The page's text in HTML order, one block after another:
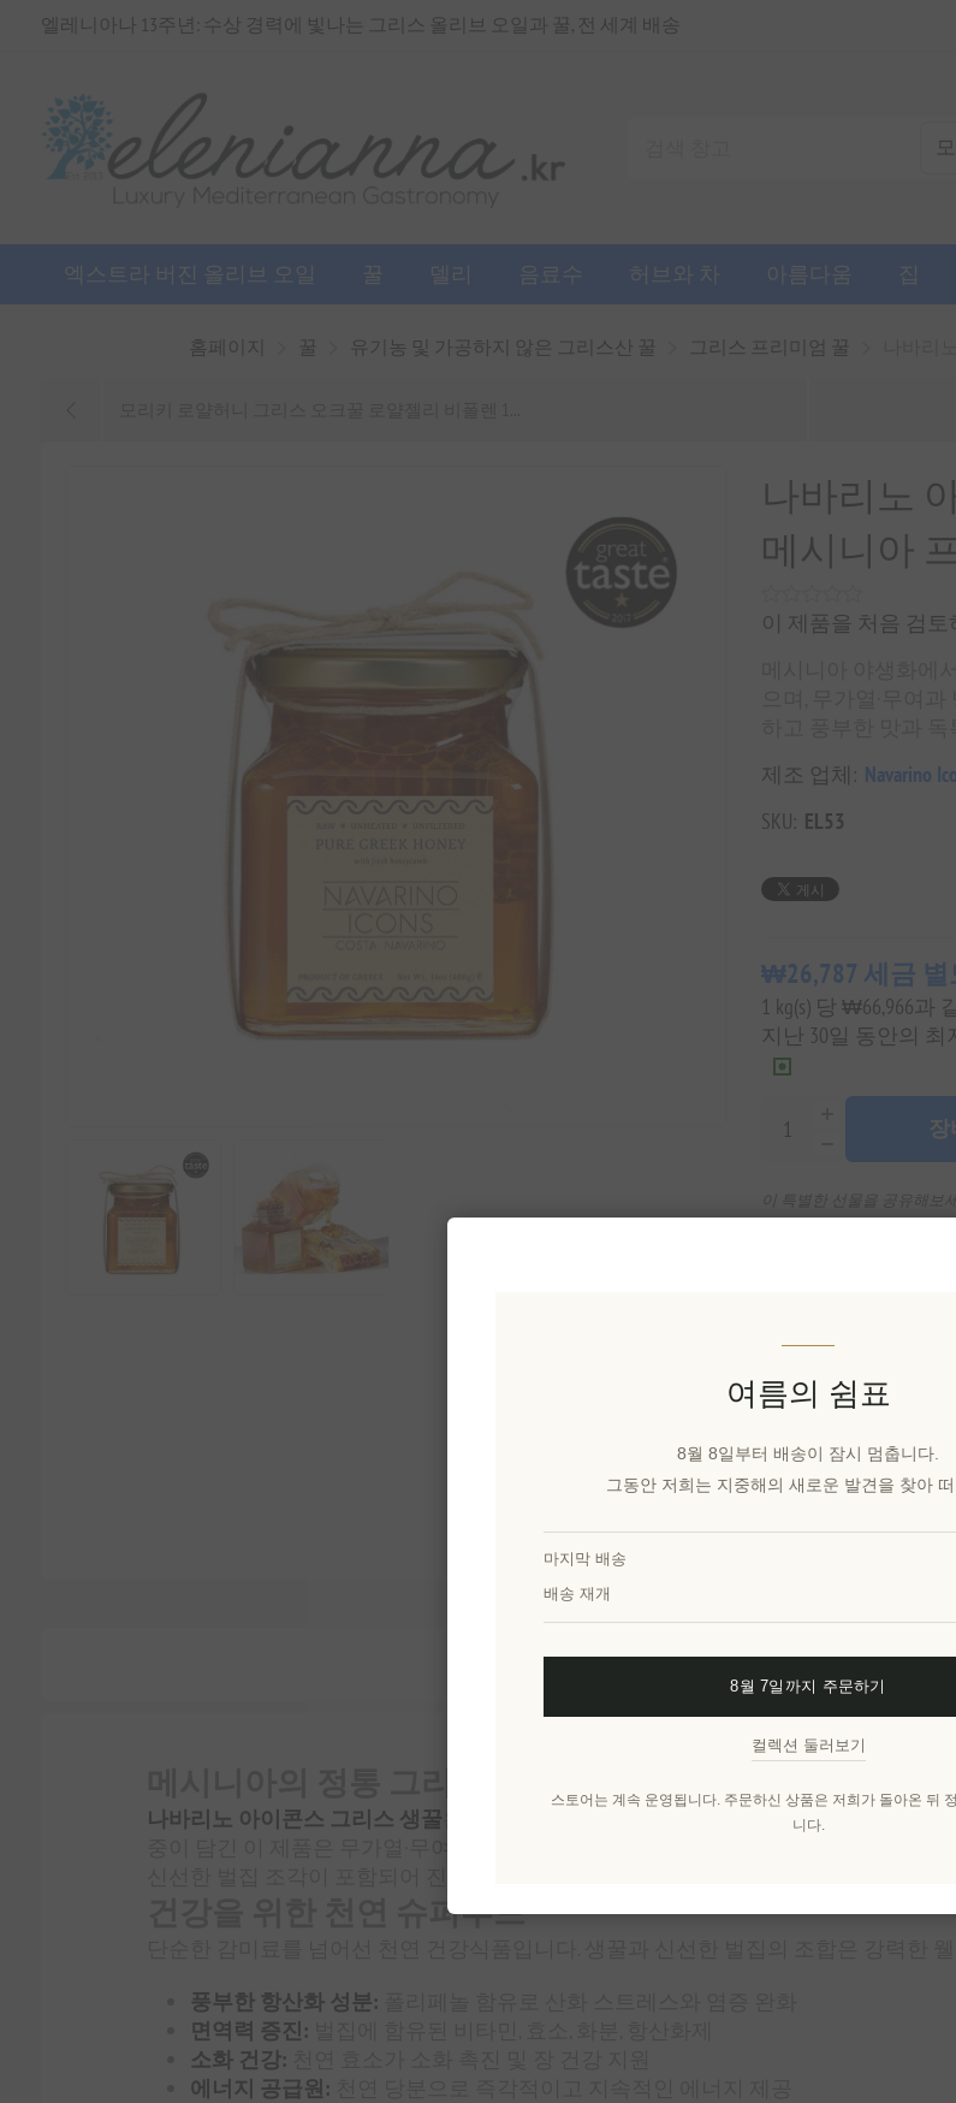
엘레니아나 13주년: 수상 경력에 빛나는 그리스 올리브 오일과 꿀, 전 세계 배송
엑스트라 버진 올리브 오일 꿀 델리 음료수 허브와 차 아름다움 집
홈페이지 꿀 유기농 및 가공하지 않은 그리스산 꿀 그리스 프리미엄 꿀
나바리노
메시니아
이 제품을 처음 검토
제조 업체: Navarino
SKU: EL53
₩26,787 세금 별
1 kg(s) 당 ₩66,966과
지난 30일 동안의 최
장
이 특별한 선물을 공유해보세
위시리스트에
배달 날짜:2~8일
개요 명세서 리뷰 제품에
나바리노 아이콘스 그리스 생꿀 은 야생화가 만발한 메시니아의 비옥한 대지에서 탄
건강을 위한 천연 슈퍼푸드
풍부한 항산화 성분:
면역력 증진:
소화 건강:
에너지 공급원:
여름의 쉼표
8월 8일부터 배송이 잠시 멈춥니다.
그동안 저희는 지중해의 새로운 발견을 찾아 떠
마지막 배송
배송 재개
8월 7일까지 주문하기
컬렉션 둘러보기
스토어는 계속 운영됩니다. 주문하신 상품은 저희가 돌아온 뒤
니다.